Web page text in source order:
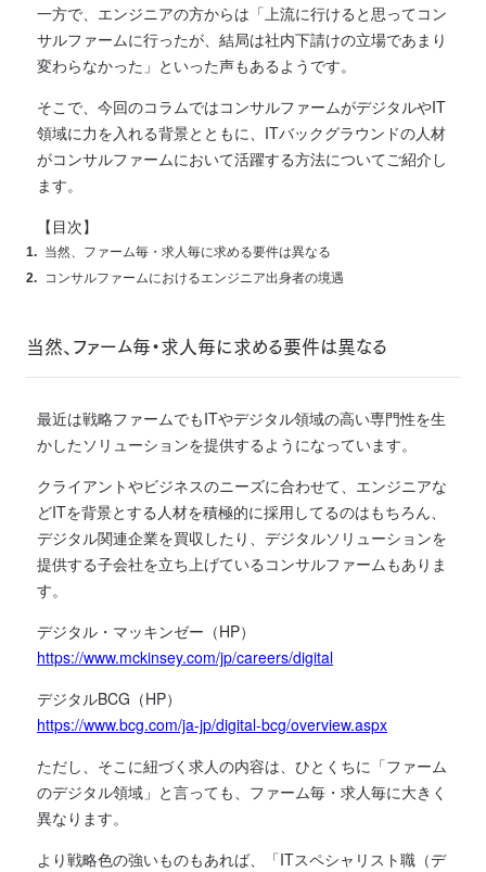
一方で、エンジニアの方からは「上流に行けると思ってコン
サルファームに行ったが、結局は社内下請けの立場であまり
変わらなかった」といった声もあるようです。
そこで、今回のコラムではコンサルファームがデジタルやIT
領域に力を入れる背景とともに、ITバックグラウンドの人材
がコンサルファームにおいて活躍する方法についてご紹介し
ます。
【目次】
当然、ファーム毎・求人毎に求める要件は異なる
コンサルファームにおけるエンジニア出身者の境遇
当然、ファーム毎・求人毎に求める要件は異なる
最近は戦略ファームでもITやデジタル領域の高い専門性を生
かしたソリューションを提供するようになっています。
クライアントやビジネスのニーズに合わせて、エンジニアな
どITを背景とする人材を積極的に採用してるのはもちろん、
デジタル関連企業を買収したり、デジタルソリューションを
提供する子会社を立ち上げているコンサルファームもありま
す。
デジタル・マッキンゼー（HP）
https://www.mckinsey.com/jp/careers/digital
デジタルBCG（HP）
https://www.bcg.com/ja-jp/digital-bcg/overview.aspx
ただし、そこに紐づく求人の内容は、ひとくちに「ファーム
のデジタル領域」と言っても、ファーム毎・求人毎に大きく
異なります。
より戦略色の強いものもあれば、「ITスペシャリスト職（デ